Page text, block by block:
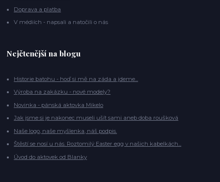
Doprava a platba
V médiích - napsali a natočili o nás
Nejčtenější na blogu
Historie batohu - hoď si mě na záda a jdeme...
Výroba na zakázku - nové modely?
Novinka - pánská aktovka Mikelo
Jak jsme si je nakonec museli ušít sami aneb doba roušková
Naše logo, naše myšlenka, náš podpis.
Štěstí se nosí u nás. Roztomilý Easter egg v našich kabelkách...
Úvod do aktovek od Blanky